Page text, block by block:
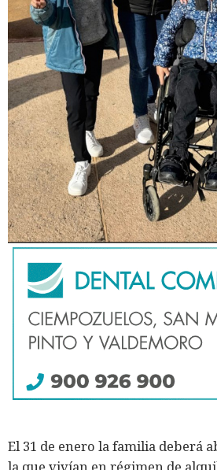
El 31 de enero la familia deberá